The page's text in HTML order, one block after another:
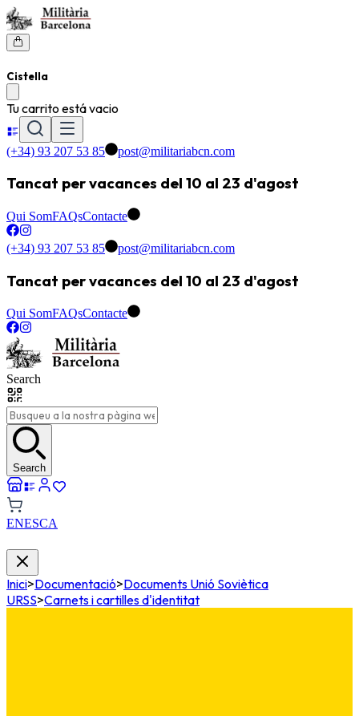
Cistella
Tu carrito está vacio
(+34) 93 207 53 85 post@militariabcn.com
Tancat per vacances del 10 al 23 d'agost
Qui SomFAQsContacte
(+34) 93 207 53 85 post@militariabcn.com
Tancat per vacances del 10 al 23 d'agost
Qui SomFAQsContacte
Search
Search
ENESCA
Inici>Documentació>Documents Unió Soviètica
URSS>Carnets i cartilles d'identitat